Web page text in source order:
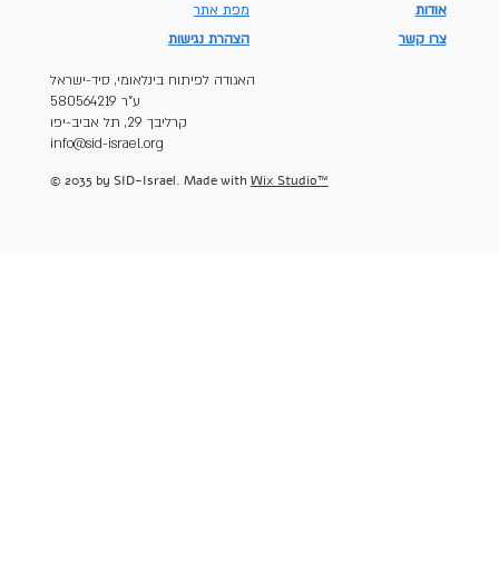
אודות
מפת אתר
צרו קשר
הצהרת נגישות
האגודה לפיתוח בינלאומי, סיד-ישראל
ע"ר 580564219
קרליבך 29, תל אביב-יפו
info@sid-israel.org
© 2035 by SID-Israel. Made with Wix Studio™